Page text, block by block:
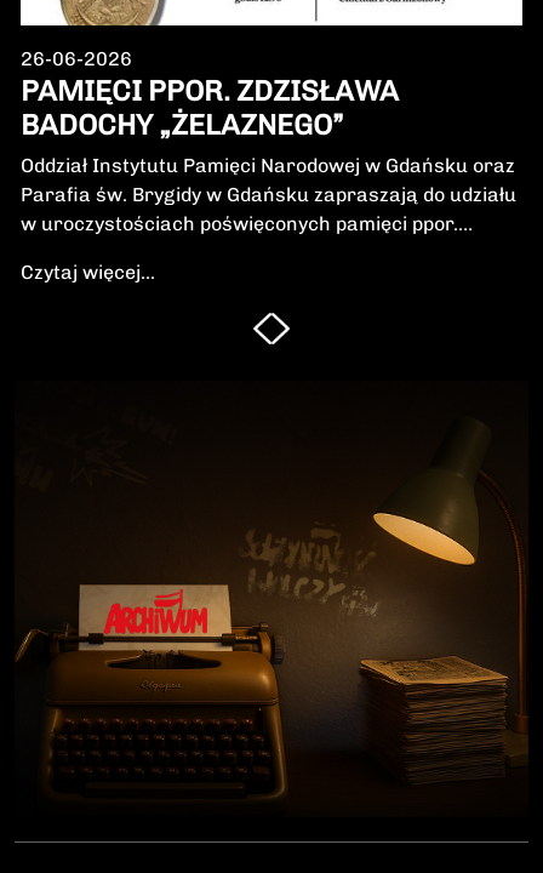
26-06-2026
PAMIĘCI PPOR. ZDZISŁAWA
BADOCHY „ŻELAZNEGO”
Oddział Instytutu Pamięci Narodowej w Gdańsku oraz
Parafia św. Brygidy w Gdańsku zapraszają do udziału
w uroczystościach poświęconych pamięci ppor.
Wileńskiej Brygady Armii Krajowej, dowódcy 5.
szwadronu podczas walk na Pomorzu, jednego z
najbardziej zasłużonych żołnierzy polskiego podziemia
przeciwko niemieckiemu i sowieckiemu okupantowi, a
po zakończeniu wojny pozostał wierny ideałom
wolności. Poległ 28 czerwca 1946 r., a miejsce
ukrycia jego szczątków przez komunistyczny aparat
represji pozostaje do dziś nieznane.Program
uroczystości:11.00 – Msza Święta w Kościele św.
Brygidy w Gdańsku12.30 – poświęcenie
symbolicznego nagrobka na Cmentarzu
Garnizonowym w GdańskuSerdecznie zapraszamy
Czytaj więcej...